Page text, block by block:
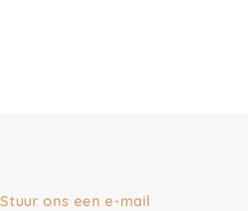
Stuur ons een e-mail